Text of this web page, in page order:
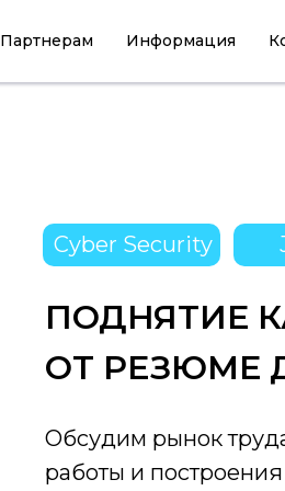
Партнерам Информация
Cyber Security
Обсудим рынок
работы и
ПОДНЯТИЕ
ОТ РЕЗЮМЕ